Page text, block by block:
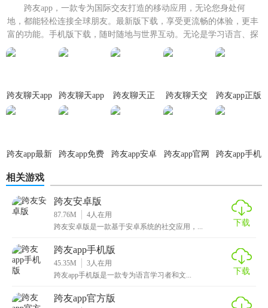
语言环境中，有效提升口语表达能力。
2. 个性化学习路径：根据用户的学习进度和反馈，智能调整
学习内容和难度，实现个性化学习。
跨友app安卓版玩法
适的学习伙伴。
2. 发起挑战：用户可以发起各种语言学习挑战，如“30天口语
挑战”、“每日一句英语”等，邀请朋友或社区成员参与。
3. 参与活动：参与平台定期举办的各类语言学习活动，如线
4. 创建小组：用户可以创建或加入学习小组，与志同道合的
学习者一起讨论、分享学习经验。
5. 学习记录：记录并跟踪用户的学习进度和成果，帮助用户
跨友app，一款专为国际交友打造的移动应用，无论您身处何
地，都能轻松连接全球朋友。最新版下载，享受更流畅的体验，更丰
富的功能。手机版下载，随时随地与世界互动。无论是学习语言、探
索文化，还是寻找旅行伙伴...
跨友聊天app
跨友聊天app
跨友聊天正
跨友聊天交
跨友app正版
跨友app最新
跨友app免费
跨友app安卓
跨友app官网
跨友app手机
相关游戏
跨友安卓版
87.76M 4 人在用
跨友安卓版是一款基于安卓系统的社交应用，...
下载
跨友app手机版
45.35M 3 人在用
跨友app手机版是一款专为语言学习者和文...
下载
跨友app官方版